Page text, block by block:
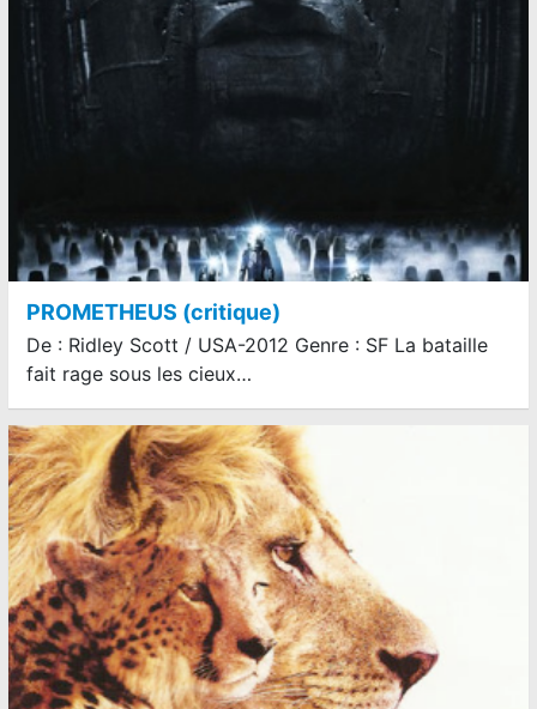
PROMETHEUS (critique)
De : Ridley Scott / USA-2012 Genre : SF La bataille
fait rage sous les cieux…